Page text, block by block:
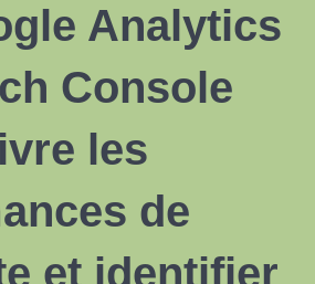
Analytics
Console
les
de
et identifier